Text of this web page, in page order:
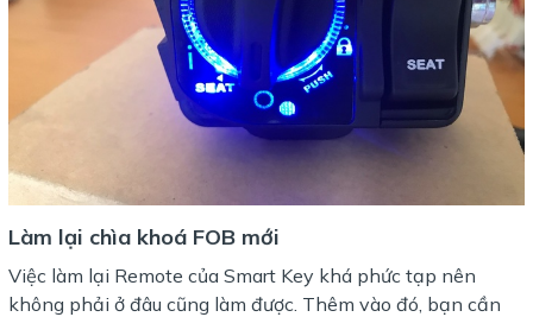
Làm lại chìa khoá FOB mới
Việc làm lại Remote của Smart Key khá phức tạp nên
không phải ở đâu cũng làm được. Thêm vào đó, bạn cần